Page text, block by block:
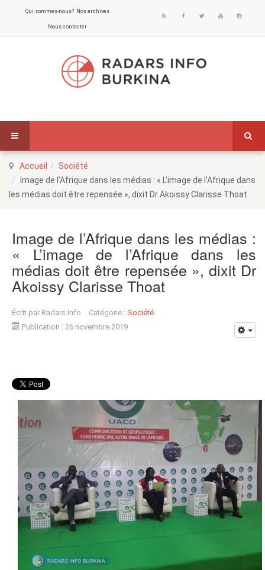
Qui sommes-nous? Nos archives
Nous contacter
Accueil
Société
Image de l’Afrique dans les médias : « L’image de l’Afrique dans
les médias doit être repensée », dixit Dr Akoissy Clarisse Thoat
Image de l’Afrique dans les médias :
« L’image de l’Afrique dans les
médias doit être repensée », dixit Dr
Akoissy Clarisse Thoat
Écrit par Radars Info Catégorie : Société
Publication : 26 novembre 2019